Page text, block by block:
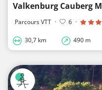
Valkenburg Cauberg
Parcours VTT · 6 ·
30,7 km 490 m